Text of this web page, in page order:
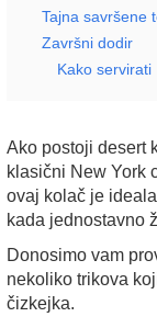
Tajna savršene
Završni dodir
Kako servirati
Ako postoji desert
klasični New York
ovaj kolač je
kada jednostavno
Donosimo vam
nekoliko trikova
čizkejka.